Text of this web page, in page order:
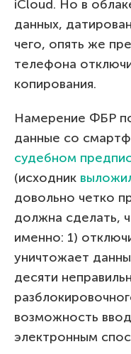
iCloud. Но в
данных,
чего, опять же
телефона
копирования.
Намерение ФБР
данные со
судебном
(исходник
довольно четко
должна сделать,
именно: 1)
уничтожает
десяти
возможность
электронным